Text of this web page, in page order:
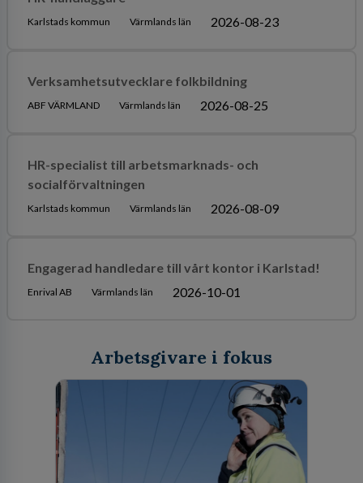
Karlstads kommun Värmlands län 2026-08-23
Verksamhetsutvecklare folkbildning
ABF VÄRMLAND Värmlands län 2026-08-25
HR-specialist till arbetsmarknads- och
socialförvaltningen
Karlstads kommun Värmlands län 2026-08-09
Engagerad handledare till vårt kontor i Karlstad!
Enrival AB Värmlands län 2026-10-01
Arbetsgivare i fokus